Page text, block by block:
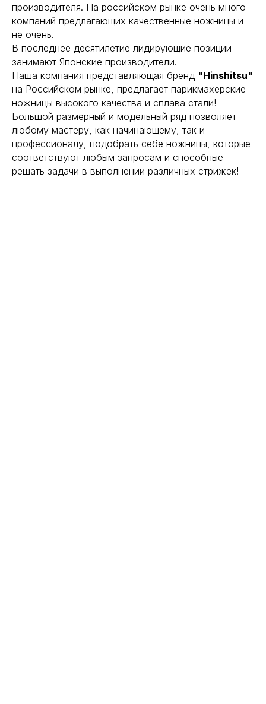
производителя. На российском рынке очень много
компаний предлагающих качественные ножницы и
не очень.
В последнее десятилетие лидирующие позиции
занимают Японские производители.
Наша компания представляющая бренд "Hinshitsu"
на Российском рынке, предлагает парикмахерские
ножницы высокого качества и сплава стали!
Большой размерный и модельный ряд позволяет
любому мастеру, как начинающему, так и
профессионалу, подобрать себе ножницы, которые
соответствуют любым запросам и способные
решать задачи в выполнении различных стрижек!